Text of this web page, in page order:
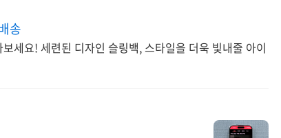
송
세요! 세련된 디자인 슬링백, 스타일을 더욱 빛내줄 아이